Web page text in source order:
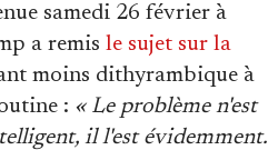
samedi 26 février à
a remis le sujet sur la
moins dithyrambique à
: « Le problème n'est
il l'est évidemment.